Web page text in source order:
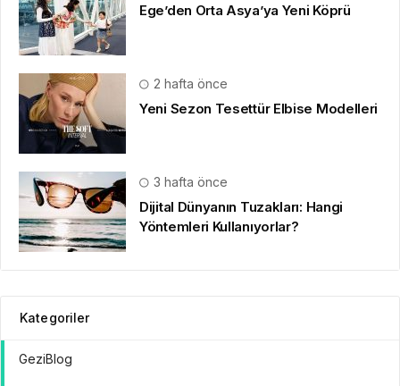
Ege’den Orta Asya’ya Yeni Köprü
2 hafta önce
Yeni Sezon Tesettür Elbise Modelleri
3 hafta önce
Dijital Dünyanın Tuzakları: Hangi
Yöntemleri Kullanıyorlar?
Kategoriler
GeziBlog